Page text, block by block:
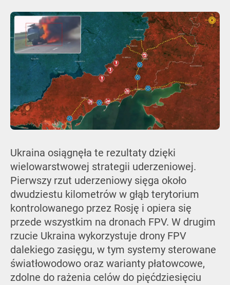
Ukraina osiągnęła te rezultaty dzięki
wielowarstwowej strategii uderzeniowej.
Pierwszy rzut uderzeniowy sięga około
dwudziestu kilometrów w głąb terytorium
kontrolowanego przez Rosję i opiera się
przede wszystkim na dronach FPV. W drugim
rzucie Ukraina wykorzystuje drony FPV
dalekiego zasięgu, w tym systemy sterowane
światłowodowo oraz warianty płatowcowe,
zdolne do rażenia celów do pięćdziesięciu